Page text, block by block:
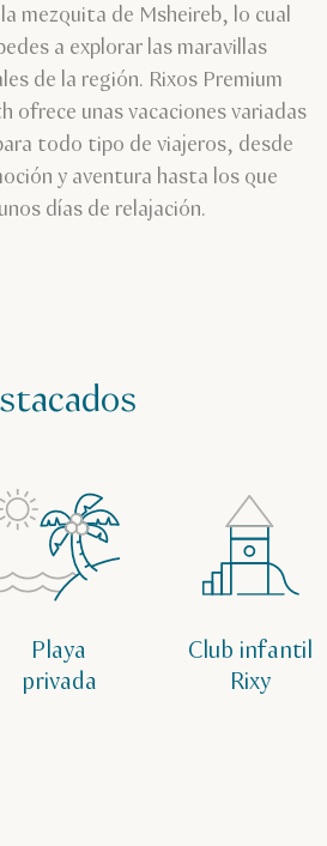
mezquita de Msheireb, lo cual
a explorar las maravillas
de la región. Rixos Premium
ofrece unas vacaciones variadas
todo tipo de viajeros, desde
y aventura hasta los que
días de relajación.
Playa
privada
Club infantil
Rixy